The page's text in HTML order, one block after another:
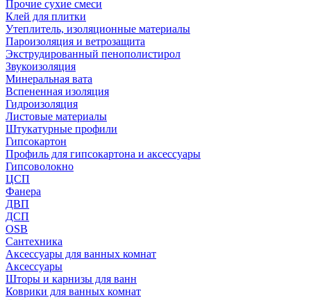
Прочие сухие смеси
Клей для плитки
Утеплитель, изоляционные материалы
Пароизоляция и ветрозащита
Экструдированный пенополистирол
Звукоизоляция
Минеральная вата
Вспененная изоляция
Гидроизоляция
Листовые материалы
Штукатурные профили
Гипсокартон
Профиль для гипсокартона и аксессуары
Гипсоволокно
ЦСП
Фанера
ДВП
ДСП
OSB
Сантехника
Аксессуары для ванных комнат
Аксессуары
Шторы и карнизы для ванн
Коврики для ванных комнат